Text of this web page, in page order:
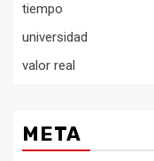
tiempo
universidad
valor real
META